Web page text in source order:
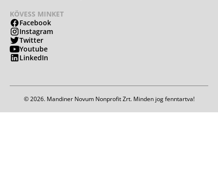
KÖVESS MINKET
Facebook
Instagram
Twitter
Youtube
LinkedIn
© 2026. Mandiner Novum Nonprofit Zrt. Minden jog fenntartva!